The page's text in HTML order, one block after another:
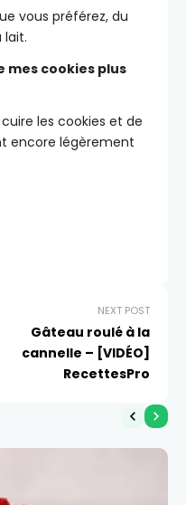
vous préférez, du
lait.
mes cookies plus
les cookies et de
encore légèrement
NEXT POST
Gâteau roulé à la
cannelle – [VIDÉO]
RecettesPro